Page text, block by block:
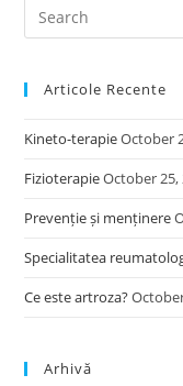
Articole Recente
Kineto-terapieOctober
FizioterapieOctober 25,
Prevenție și menținere
Specialitatea
Ce este artroza?
Arhivă